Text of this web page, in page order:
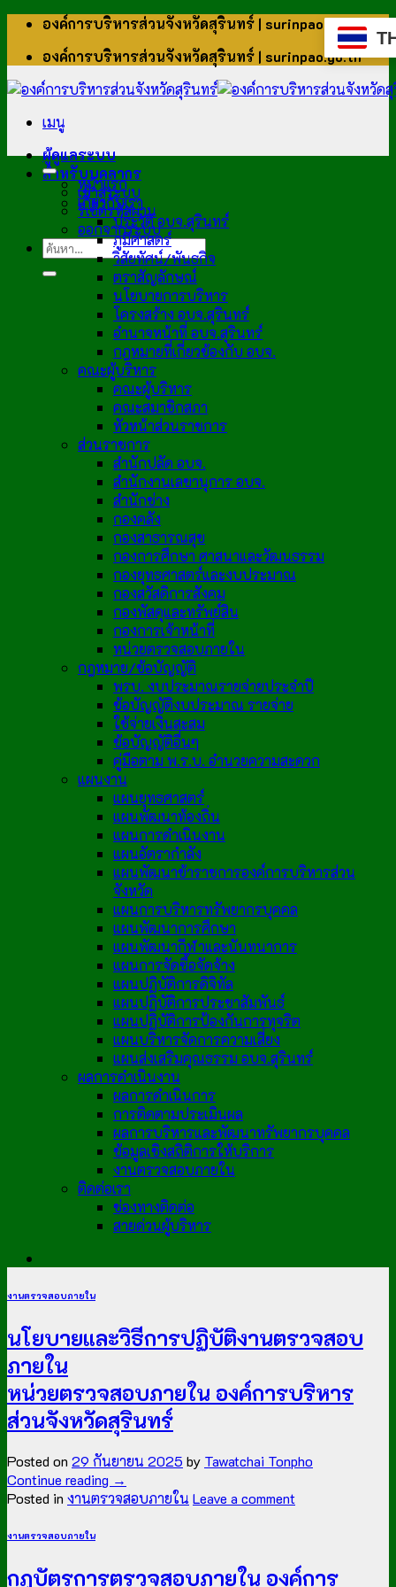
ข้าม
เนื้อหา
องค์การบริหารส่วนจังหวัดสุรินทร์ | surinpao.go.th
องค์การบริหารส่วนจังหวัดสุรินทร์ | surinpao.go.th
เมนู
ผู้ดูแลระบบ
สำหรับบุคลากร
เข้าสู่ระบบ
รีเซ็ตรหัสผ่าน
ออกจากระบบ
หน้าแรก
เกี่ยวกับเรา
ประวัติ อบจ.สุรินทร์
ภูมิศาสตร์
วิสัยทัศน์/พันธกิจ
ตราสัญลักษณ์
นโยบายการบริหาร
โครงสร้าง อบจ.สุรินทร์
อำนาจหน้าที่ อบจ.สุรินทร์
กฎหมายที่เกี่ยวข้องกับ อบจ.
คณะผู้บริหาร
คณะผู้บริหาร
คณะสมาชิกสภา
หัวหน้าส่วนราชการ
ส่วนราชการ
สำนักปลัด อบจ.
สำนักงานเลขานุการ อบจ.
สำนักช่าง
กองคลัง
กองสาธารณสุข
กองการศึกษา ศาสนาและวัฒนธรรม
กองยุทธศาสตร์และงบประมาณ
กองสวัสดิการสังคม
กองพัสดุและทรัพย์สิน
กองการเจ้าหน้าที่
หน่วยตรวจสอบภายใน
กฎหมาย/ข้อบัญญัติ
พรบ. งบประมาณรายจ่ายประจำปี
ข้อบัญญัติงบประมาณ รายจ่าย
ใช้จ่ายเงินสะสม
ข้อบัญญัติอื่นๆ
คู่มือตาม พ.ร.บ. อำนวยความสะดวก
แผนงาน
แผนยุทธศาสตร์
แผนพัฒนาท้องถิ่น
แผนการดำเนินงาน
แผนอัตรากำลัง
แผนพัฒนาข้าราชการองค์การบริหารส่วน
จังหวัด
แผนการบริหารทรัพยากรบุคคล
แผนพัฒนาการศึกษา
แผนพัฒนากีฬาและนันทนาการ
แผนการจัดซื้อจัดจ้าง
แผนปฏิบัติการดิจิทัล
แผนปฏิบัติการประชาสัมพันธ์
แผนปฏิบัติการป้องกันการทุจริต
แผนบริหารจัดการความเสี่ยง
แผนส่งเสริมคุณธรรม อบจ.สุรินทร์
ผลการดำเนินงาน
ผลการดำเนินการ
การติดตามประเมินผล
ผลการบริหารและพัฒนาทรัพยากรบุคคล
ข้อมูลเชิงสถิติการให้บริการ
งานตรวจสอบภายใน
ติดต่อเรา
ช่องทางติดต่อ
สายด่วนผู้บริหาร
งานตรวจสอบภายใน
นโยบายและวิธีการปฏิบัติงานตรวจสอบ
ภายใน
หน่วยตรวจสอบภายใน องค์การบริหาร
ส่วนจังหวัดสุรินทร์
Posted on 29 กันยายน 2025 by Tawatchai Tonpho
Continue reading →
Posted in งานตรวจสอบภายใน Leave a comment
งานตรวจสอบภายใน
กฎบัตรการตรวจสอบภายใน องค์การ